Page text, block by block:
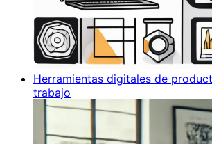
Herramientas digitales de
trabajo